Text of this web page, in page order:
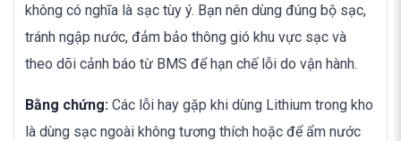
không có nghĩa là sạc tùy ý. Bạn nên dùng đúng bộ sạc,
tránh ngập nước, đảm bảo thông gió khu vực sạc và
theo dõi cảnh báo từ BMS để hạn chế lỗi do vận hành.
Bằng chứng: Các lỗi hay gặp khi dùng Lithium trong kho
là dùng sạc ngoài không tương thích hoặc để ẩm nước